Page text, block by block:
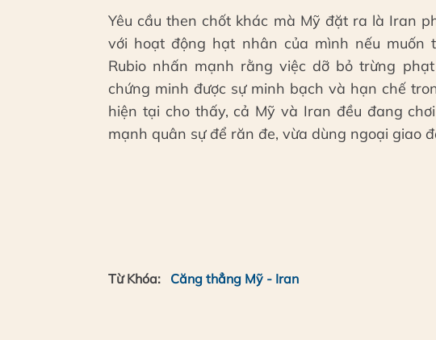
Yêu cầu then chốt khác mà Mỹ đặt ra là Iran
với hoạt động hạt nhân của mình nếu muốn
Rubio nhấn mạnh rằng việc dỡ bỏ trừng
chứng minh được sự minh bạch và hạn chế
hiện tại cho thấy, cả Mỹ và Iran đều đang
mạnh quân sự để răn đe, vừa dùng ngoại giao
Từ Khóa: Căng thẳng Mỹ - Iran